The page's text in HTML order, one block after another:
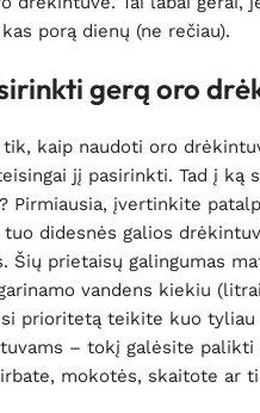
porą dienų (ne rečiau).
gerą oro
tik, kaip naudoti oro
jį pasirinkti. Tad į ką
Pirmiausia, įvertinkite
tuo didesnės galios
Šių prietaisų galingumas
vandens kiekiu
prioritetą teikite kuo tyliau
– tokį galėsite
mokotės, skaitote ar